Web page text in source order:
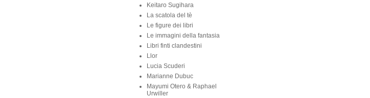
Keitaro Sugihara
La scatola del tè
Le figure dei libri
Le immagini della fantasia
Libri finti clandestini
Llor
Lucia Scuderi
Marianne Dubuc
Mayumi Otero & Raphael
Urwiller